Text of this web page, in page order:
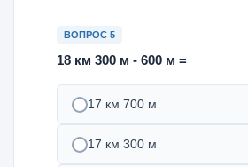
ВОПРОС 5
18 км 300 м - 600 м =
17 км 700 м
17 км 300 м